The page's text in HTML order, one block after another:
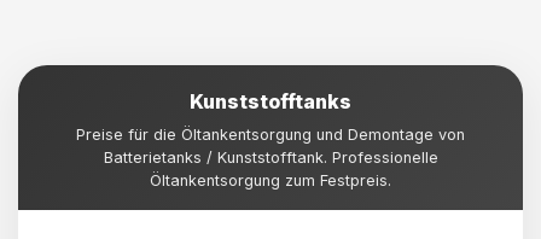
Kunststofftanks
Preise für die Öltankentsorgung und Demontage von
Batterietanks / Kunststofftank. Professionelle
Öltankentsorgung zum Festpreis.